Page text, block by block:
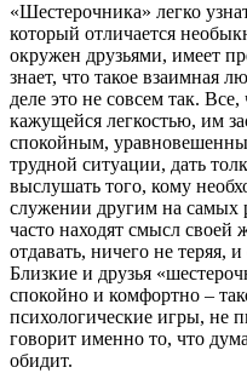
«Шестерочника» легко
который отличается
окружен друзьями, имеет
знает, что такое взаимная
деле это не совсем так.
кажущейся легкостью, им
спокойным,
трудной ситуации, дать
выслушать того, кому
служении другим на самых
часто находят смысл
отдавать, ничего не
Близкие и друзья
спокойно и комфортно –
психологические игры, не
говорит именно то, что
обидит.